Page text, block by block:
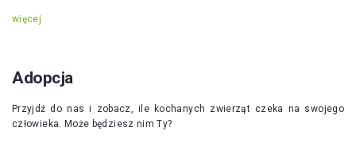
więcej
Adopcja
Przyjdź do nas i zobacz, ile kochanych zwierząt czeka na swojego
człowieka. Może będziesz nim Ty?